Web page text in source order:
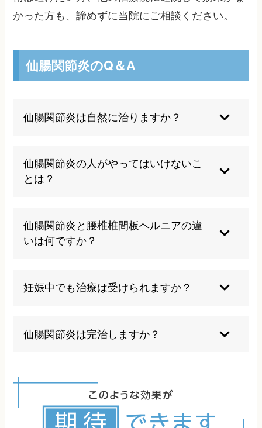
かった方も、諦めずに当院にご相談ください。
仙腸関節炎のQ＆A
仙腸関節炎は自然に治りますか？
もありますが、多くの場合は適切な治療が必要で
す。放置すると慢性化するリスクが高いため、早
で、突然重症化して再発症する可能性もありま
す。一度症状を感じたら早期の対処が重要です。
仙腸関節炎の人がやってはいけないこ
とは？
腰を大きく捻る動作は避けましょう。また、片側
に偏った姿勢や足を組む習慣も症状を悪化させる
可能性があります。
仙腸関節炎と腰椎椎間板ヘルニアの違
いは何ですか？
ら腰の痛みが特徴です。一方、椎間板ヘルニアは
背骨の椎間板の問題で、足のしびれや筋力低下を
妊娠中でも治療は受けられますか？
ニティ整体は妊婦さんの体に負担をかけない優し
い手技で行います。強い刺激や痛みを伴う施術は
や痛みを感じた場合は、遠慮なくお伝えくださ
い。体勢や施術の強さを調整いたします。妊娠中
の体は特にデリケートですので、常にコミュニケ
仙腸関節炎は完治しますか？
善のスピードには個人差がありますが、日常生活
の改善や予防策の継続により、根本的な改善もで
きます。